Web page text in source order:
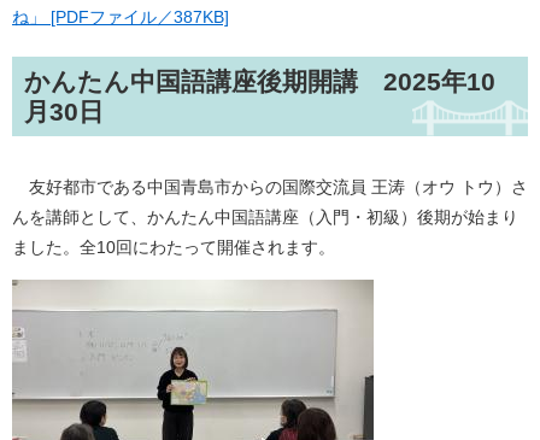
ね」 [PDFファイル／387KB]
かんたん中国語講座後期開講 2025年10
月30日
友好都市である中国青島市からの国際交流員 王涛（オウ トウ）さ
んを講師として、かんたん中国語講座（入門・初級）後期が始まり
ました。全10回にわたって開催されます。